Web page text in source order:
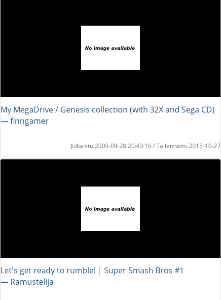
My MegaDrive / Genesis collection (with 32X and Sega CD)
― finngamer
Julkaistu 2009-09-28 20:43:16 / Tallennettu 2015-10-27
Let's get ready to rumble! | Super Smash Bros #1
― Ramustelija